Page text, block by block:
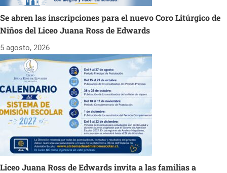
Se abren las inscripciones para el nuevo Coro Litúrgico de
Niños del Liceo Juana Ross de Edwards
5 agosto, 2026
Liceo Juana Ross de Edwards invita a las familias a